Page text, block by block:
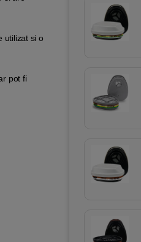
utilizat si o
pot fi